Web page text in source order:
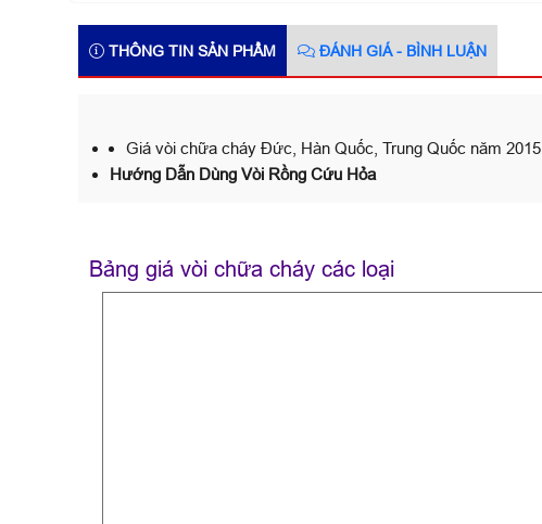
THÔNG TIN SẢN PHẨM ĐÁNH GIÁ - BÌNH LUẬN
Giá vòi chữa cháy Đức, Hàn Quốc, Trung Quốc năm 2015
Hướng Dẫn Dùng Vòi Rồng Cứu Hỏa
Bảng giá vòi chữa cháy các loại